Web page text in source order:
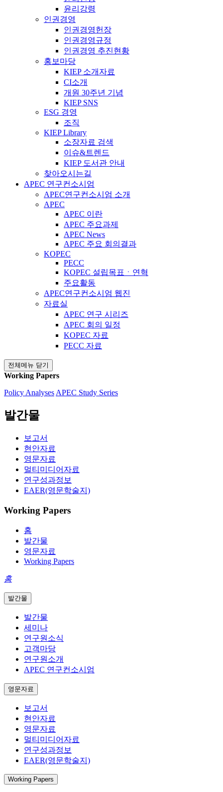
윤리강령
인권경영
인권경영헌장
인권경영규정
인권경영 추진현황
홍보마당
KIEP 소개자료
CI소개
개원 30주년 기념
KIEP SNS
ESG 경영
조직
KIEP Library
소장자료 검색
이슈&트렌드
KIEP 도서관 안내
찾아오시는길
APEC 연구컨소시엄
APEC연구컨소시엄 소개
APEC
APEC 이란
APEC 주요과제
APEC News
APEC 주요 회의결과
KOPEC
PECC
KOPEC 설립목표ㆍ연혁
주요활동
APEC연구컨소시엄 웹진
자료실
APEC 연구 시리즈
APEC 회의 일정
KOPEC 자료
PECC 자료
전체메뉴 닫기
Working Papers
Policy Analyses APEC Study Series
발간물
보고서
현안자료
영문자료
멀티미디어자료
연구성과정보
EAER(영문학술지)
Working Papers
홈
발간물
영문자료
Working Papers
홈
발간물
발간물
세미나
연구원소식
고객마당
연구원소개
APEC 연구컨소시엄
영문자료
보고서
현안자료
영문자료
멀티미디어자료
연구성과정보
EAER(영문학술지)
Working Papers